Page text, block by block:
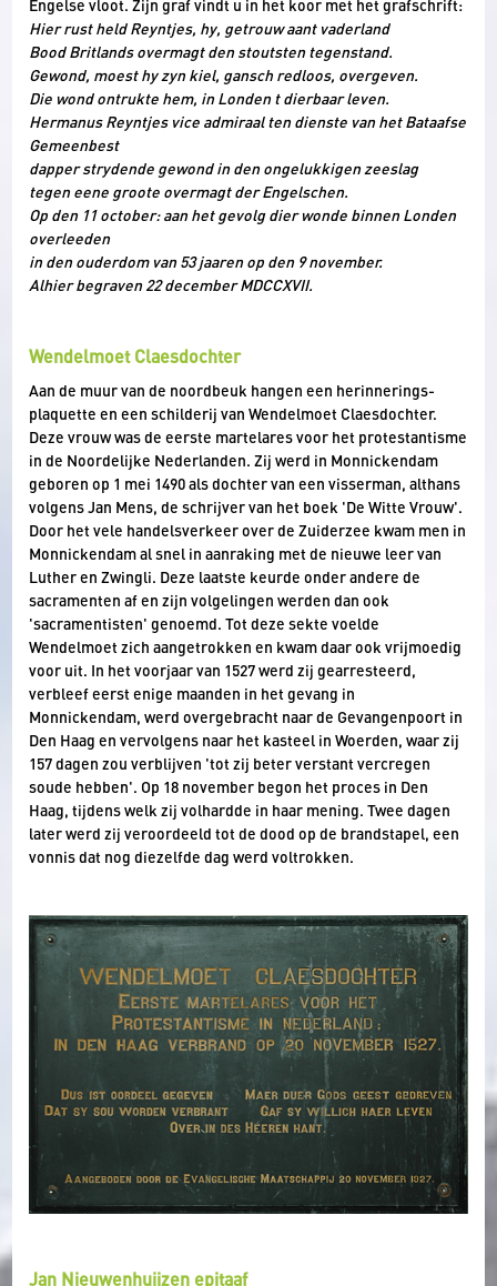
Engelse vloot. Zijn graf vindt u in het koor met het grafschrift:
Hier rust held Reyntjes, hy, getrouw aant vaderland
Bood Britlands overmagt den stoutsten tegenstand.
Gewond, moest hy zyn kiel, gansch redloos, overgeven.
Die wond ontrukte hem, in Londen t dierbaar leven.
Hermanus Reyntjes vice admiraal ten dienste van het Bataafse
Gemeenbest
dapper strydende gewond in den ongelukkigen zeeslag
tegen eene groote overmagt der Engelschen.
Op den 11 october: aan het gevolg dier wonde binnen Londen
overleeden
in den ouderdom van 53 jaaren op den 9 november.
Alhier begraven 22 december MDCCXVII.
Wendelmoet Claesdochter
Aan de muur van de noordbeuk hangen een herinnerings­
plaquette en een schilderij van Wendelmoet Claesdochter.
Deze vrouw was de eerste martelares voor het protestantisme
in de Noordelijke Nederlanden. Zij werd in Monnickendam
geboren op 1 mei 1490 als dochter van een visserman, althans
volgens Jan Mens, de schrijver van het boek 'De Witte Vrouw'.
Door het vele handels­verkeer over de Zuiderzee kwam men in
Monnickendam al snel in aanraking met de nieuwe leer van
Luther en Zwingli. Deze laatste keurde onder andere de
sacramenten af en zijn volgelingen werden dan ook
'sacramentisten' genoemd. Tot deze sekte voelde
Wendelmoet zich aangetrokken en kwam daar ook vrijmoedig
voor uit. In het voorjaar van 1527 werd zij gearresteerd,
verbleef eerst enige maanden in het gevang in
Monnickendam, werd overgebracht naar de Gevangenpoort in
Den Haag en vervolgens naar het kasteel in Woerden, waar zij
157 dagen zou verblijven 'tot zij beter verstant vercregen
soude hebben'. Op 18 november begon het proces in Den
Haag, tijdens welk zij volhardde in haar mening. Twee dagen
later werd zij veroordeeld tot de dood op de brandstapel, een
vonnis dat nog diezelfde dag werd voltrokken.